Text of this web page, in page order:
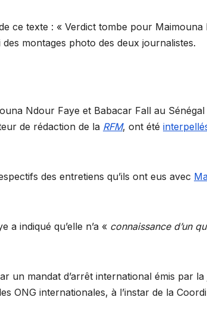
ce texte : « Verdict tombe pour
montages photo des deux journalistes.
Ndour Faye et Babacar Fall au
de rédaction de la RFM, ont été
des entretiens qu’ils ont eus avec
indiqué qu’elle n’a « connaissance d’un
un mandat d’arrêt international émis par
ONG internationales, à l’instar de la